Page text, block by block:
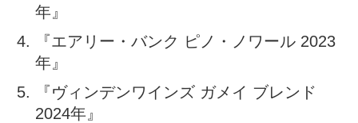
年』
『エアリー・バンク ピノ・ノワール 2023
年』
『ヴィンデンワインズ ガメイ ブレンド
2024年』